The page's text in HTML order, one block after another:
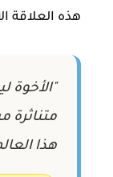
هذه العلاقة
"الأخوة
متناثرة
هذا